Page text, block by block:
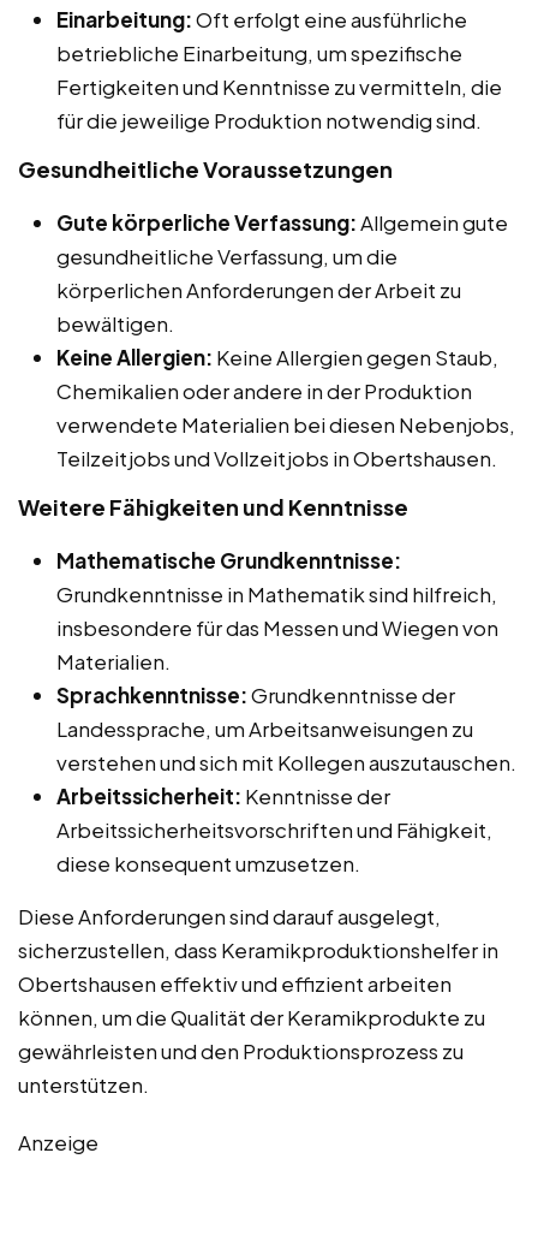
Einarbeitung:Oft erfolgt eine ausführliche
betriebliche Einarbeitung, um spezifische
Fertigkeiten und Kenntnisse zu vermitteln, die
für die jeweilige Produktion notwendig sind.
Gesundheitliche Voraussetzungen
Gute körperliche Verfassung:Allgemein gute
gesundheitliche Verfassung, um die
körperlichen Anforderungen der Arbeit zu
bewältigen.
Keine Allergien: Keine Allergien gegen Staub,
Chemikalien oder andere in der Produktion
verwendete Materialien bei diesen Nebenjobs,
Teilzeitjobs und Vollzeitjobs in Obertshausen.
Weitere Fähigkeiten und Kenntnisse
Mathematische Grundkenntnisse:
Grundkenntnisse in Mathematik sind hilfreich,
insbesondere für das Messen und Wiegen von
Materialien.
Sprachkenntnisse:Grundkenntnisse der
Landessprache, um Arbeitsanweisungen zu
verstehen und sich mit Kollegen auszutauschen.
Arbeitssicherheit: Kenntnisse der
Arbeitssicherheitsvorschriften und Fähigkeit,
diese konsequent umzusetzen.
Diese Anforderungen sind darauf ausgelegt,
sicherzustellen, dass Keramikproduktionshelfer in
Obertshausen effektiv und effizient arbeiten
können, um die Qualität der Keramikprodukte zu
gewährleisten und den Produktionsprozess zu
unterstützen.
Anzeige